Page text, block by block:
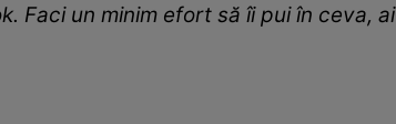
Faci un minim efort să îi pui în ceva, ai